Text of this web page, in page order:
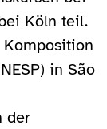
Köln teil.
in São
der